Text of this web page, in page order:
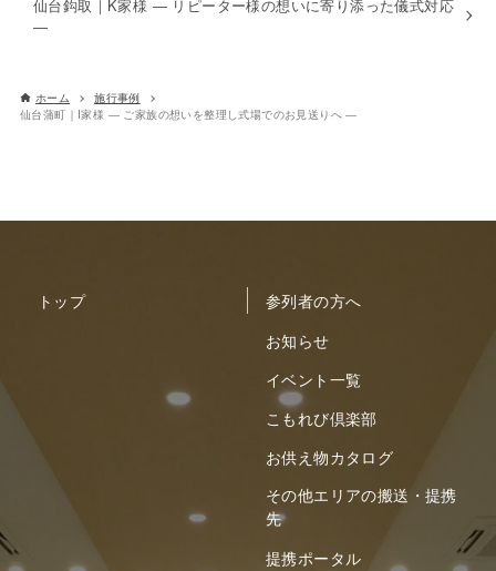
仙台鈎取｜K家様 ― リピーター様の想いに寄り添った儀式対応
―
ホーム
施行事例
仙台蒲町｜I家様 ― ご家族の想いを整理し式場でのお見送りへ ―
トップ
参列者の方へ
お知らせ
イベント一覧
こもれび倶楽部
お供え物カタログ
その他エリアの搬送・提携
先
提携ポータル